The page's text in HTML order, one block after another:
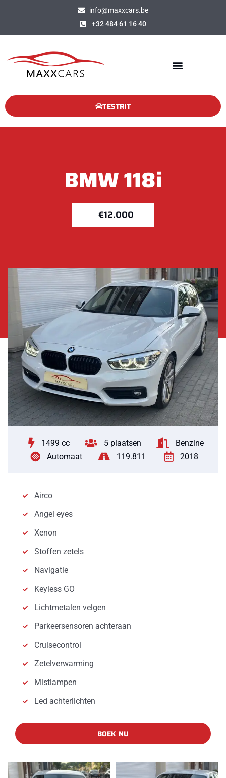
info@maxxcars.be
+32 484 61 16 40
TESTRIT
BMW118i
€12.000
1499 cc 5 plaatsen
Benzine
Automaat
119.811 2018
Airco
Angel eyes
Xenon
Stoffen zetels
Navigatie
Keyless GO
Lichtmetalen velgen
Parkeersensoren achteraan
Cruisecontrol
Zetelverwarming
Mistlampen
Led achterlichten
BOEK NU